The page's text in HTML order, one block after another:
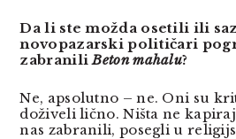
Da li ste možda osetili ili
novopazarski političari
zabraniliBeton mahalu?
Ne, apsolutno – ne. Oni su
doživeli lično. Ništa ne
nas zabranili, posegli u